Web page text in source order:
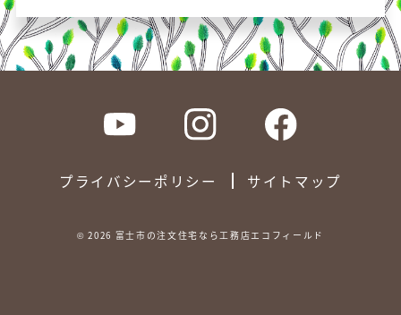
プライバシーポリシー サイトマップ
©2026 富士市の注文住宅なら工務店エコフィールド